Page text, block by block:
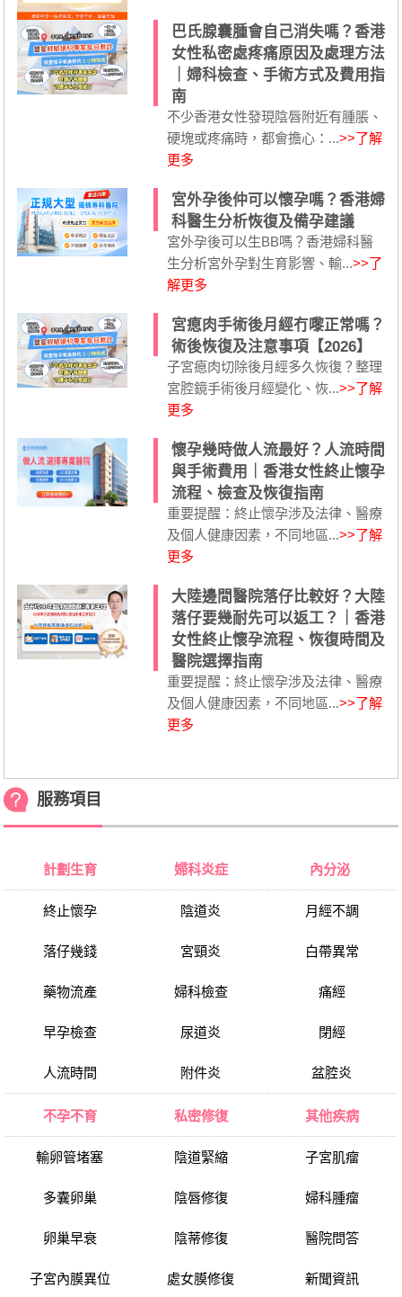
巴氏腺囊腫會自己消失嗎？香港
女性私密處疼痛原因及處理方法
｜婦科檢查、手術方式及費用指
南
不少香港女性發現陰唇附近有腫脹、
硬塊或疼痛時，都會擔心：...>>了解
更多
宮外孕後仲可以懷孕嗎？香港婦
科醫生分析恢復及備孕建議
宮外孕後可以生BB嗎？香港婦科醫
生分析宮外孕對生育影響、輸...>>了
解更多
宮瘜肉手術後月經冇嚟正常嗎？
術後恢復及注意事項【2026】
子宮瘜肉切除後月經多久恢復？整理
宮腔鏡手術後月經變化、恢...>>了解
更多
懷孕幾時做人流最好？人流時間
與手術費用｜香港女性終止懷孕
流程、檢查及恢復指南
重要提醒：終止懷孕涉及法律、醫療
及個人健康因素，不同地區...>>了解
更多
大陸邊間醫院落仔比較好？大陸
落仔要幾耐先可以返工？｜香港
女性終止懷孕流程、恢復時間及
醫院選擇指南
重要提醒：終止懷孕涉及法律、醫療
及個人健康因素，不同地區...>>了解
更多
服務項目
計劃生育
終止懷孕
落仔幾錢
藥物流產
早孕檢查
人流時間
婦科炎症
陰道炎
宮頸炎
婦科檢查
尿道炎
附件炎
內分泌
月經不調
白帶異常
痛經
閉經
盆腔炎
不孕不育
輸卵管堵塞
多囊卵巢
卵巢早衰
子宮內膜異位
私密修復
陰道緊縮
陰唇修復
陰蒂修復
處女膜修復
其他疾病
子宮肌瘤
婦科腫瘤
醫院問答
新聞資訊